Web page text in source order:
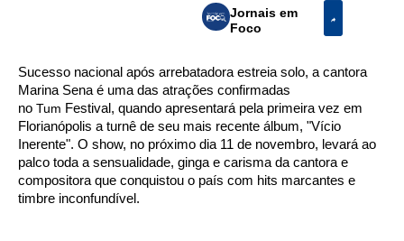
Jornais em
Foco
Sucesso nacional após arrebatadora estreia solo, a cantora
Marina Sena é uma das atrações confirmadas
no Tum Festival, quando apresentará pela primeira vez em
Florianópolis a turnê de seu mais recente álbum, "Vício
Inerente". O show, no próximo dia 11 de novembro, levará ao
palco toda a sensualidade, ginga e carisma da cantora e
compositora que conquistou o país com hits marcantes e
timbre inconfundível.